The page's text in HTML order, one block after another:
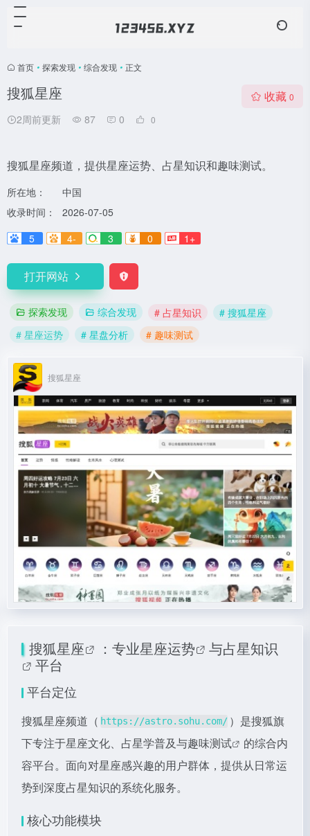
首页 • 探索发现 • 综合发现 • 正文
搜狐星座
2周前更新 87 0 0
收藏 0
搜狐星座频道，提供星座运势、占星知识和趣味测试。
所在地：
中国
收录时间：
2026-07-05
5
4- 3 0 1+
打开网站
探索发现 综合发现 # 占星知识
# 搜狐星座
# 星座运势
# 星盘分析 # 趣味测试
搜狐星座
搜狐星座 ：专业星座运势 与占星知识
平台
平台定位
搜狐星座频道（ https://astro.sohu.com/ ）是搜狐旗
下专注于星座文化、占星学普及与趣味测试
的综合内
容平台。面向对星座感兴趣的用户群体，提供从日常运
势到深度占星知识的系统化服务。
核心功能模块